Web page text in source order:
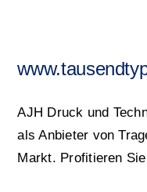
AJH Druck und
als Anbieter von
Markt. Profitieren